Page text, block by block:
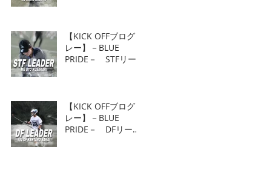
【KICK OFFブログリ
レー】－BLUE
PRIDE－ STFリー
【KICK OFFブログリ
レー】－BLUE
PRIDE－ DFリーダ